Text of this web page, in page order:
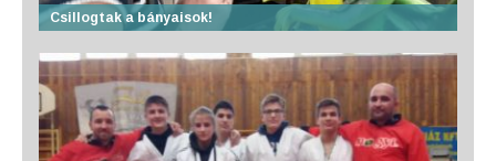
Csillogtak a bányaisok!